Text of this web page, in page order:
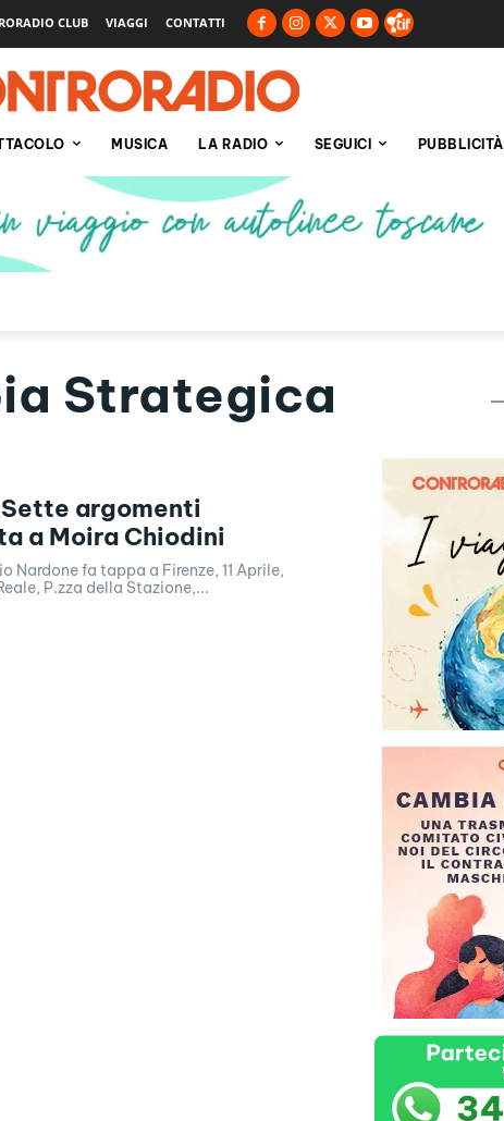
CLUB VIAGGI CONTATTI
MUSICA LA RADIO SEGUICI PUBBLICITÀ
Strategica
Sette argomenti
a Moira Chiodini
Nardone fa tappa a Firenze, 11 Aprile,
P.zza della Stazione,...